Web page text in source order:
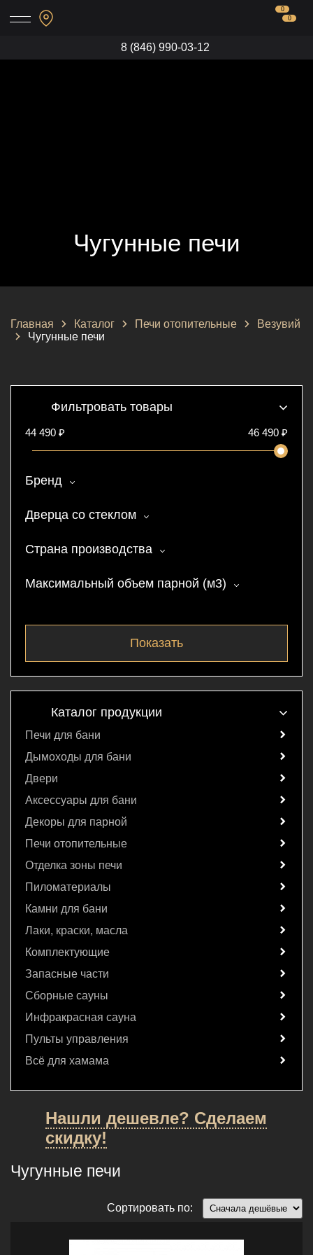
0
0
8 (846) 990-03-12
Чугунные печи
Главная Каталог Печи отопительные
Везувий
Чугунные печи
Фильтровать товары
44 490 ₽ 46 490 ₽
Бренд
Дверца со стеклом
Страна производства
Максимальный объем парной (м3)
Каталог продукции
Печи для бани
Дымоходы для бани
Двери
Аксессуары для бани
Декоры для парной
Печи отопительные
Отделка зоны печи
Пиломатериалы
Камни для бани
Лаки, краски, масла
Комплектующие
Запасные части
Сборные сауны
Инфракрасная сауна
Пульты управления
Всё для хамама
Нашли дешевле? Сделаем
скидку!
Чугунные печи
Сортировать по: